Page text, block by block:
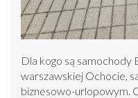
Dla kogo są samochody
warszawskiej Ochocie,
biznesowo-urlopowym.